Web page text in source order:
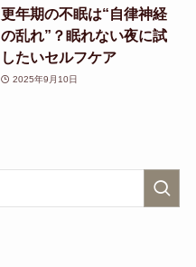
更年期の不眠は“自律神経
の乱れ”？眠れない夜に試
したいセルフケア
2025年9月10日